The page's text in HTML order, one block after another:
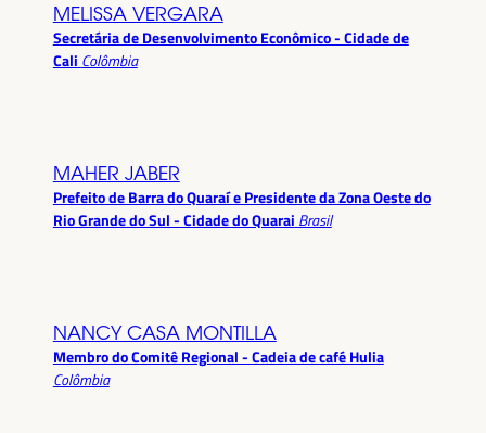
MELISSA VERGARA
Secretária de Desenvolvimento Econômico - Cidade de
Cali Colômbia
MAHER JABER
Prefeito de Barra do Quaraí e Presidente da Zona Oeste do
Rio Grande do Sul - Cidade do Quarai Brasil
NANCY CASA MONTILLA
Membro do Comitê Regional - Cadeia de café Hulia
Colômbia